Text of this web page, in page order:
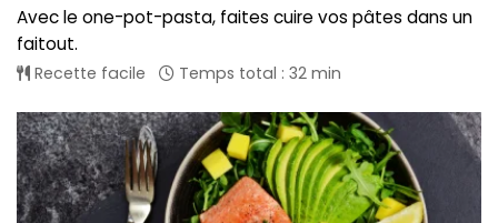
Avec le one-pot-pasta, faites cuire vos pâtes dans un
faitout.
Recette facile Temps total : 32 min